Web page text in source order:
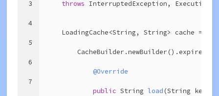
3
4
5
6
7
throws InterruptedException,
    LoadingCache<String, String> cache =
@Override
public String load (String key)